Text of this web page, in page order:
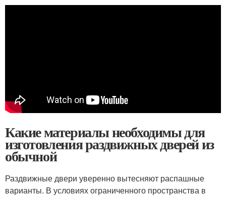
Какие материалы необходимы для
изготовления раздвижных дверей из
обычной
Раздвижные двери уверенно вытесняют распашные
варианты. В условиях ограниченного пространства в